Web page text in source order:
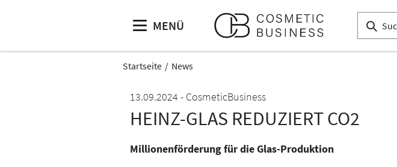
MENÜ
Startseite News
13.09.2024
CosmeticBusiness
HEINZ-GLAS REDUZIERT CO2
Millionenförderung für die Glas-Produktion